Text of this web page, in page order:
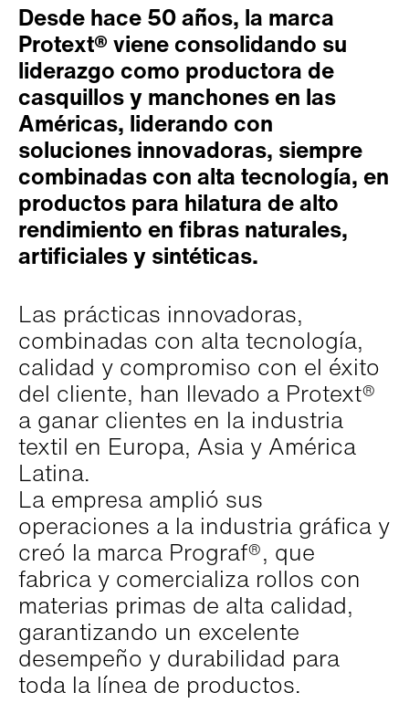
Desde hace 50 años, la marca
Protext® viene consolidando su
liderazgo como productora de
casquillos y manchones en las
Américas, liderando con
soluciones innovadoras, siempre
combinadas con alta tecnología, en
productos para hilatura de alto
rendimiento en fibras naturales,
artificiales y sintéticas.
Las prácticas innovadoras,
combinadas con alta tecnología,
calidad y compromiso con el éxito
del cliente, han llevado a Protext®
a ganar clientes en la industria
textil en Europa, Asia y América
Latina.
La empresa amplió sus
operaciones a la industria gráfica y
creó la marca Prograf®, que
fabrica y comercializa rollos con
materias primas de alta calidad,
garantizando un excelente
desempeño y durabilidad para
toda la línea de productos.